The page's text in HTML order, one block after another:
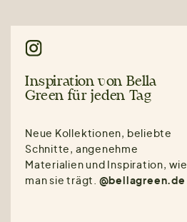
Inspiration von Bella
Green für jeden Tag
Neue Kollektionen, beliebte
Schnitte, angenehme
Materialien und Inspiration, wie
man sie trägt. @bellagreen.de